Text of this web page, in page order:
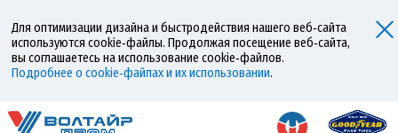
Для оптимизации дизайна и быстродействия нашего веб‑сайта
используются cookie‑файлы. Продолжая посещение веб‑сайта,
вы соглашаетесь на использование cookie‑файлов.
Подробнее о cookie‑файлах и их использовании.